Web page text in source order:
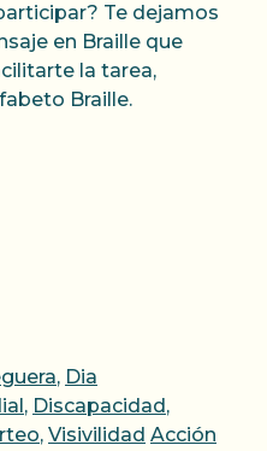
Te dejamos
en Braille que
la tarea,
Braille.
, Dia
, Discapacidad ,
, Visivilidad Etiquetas
Acción